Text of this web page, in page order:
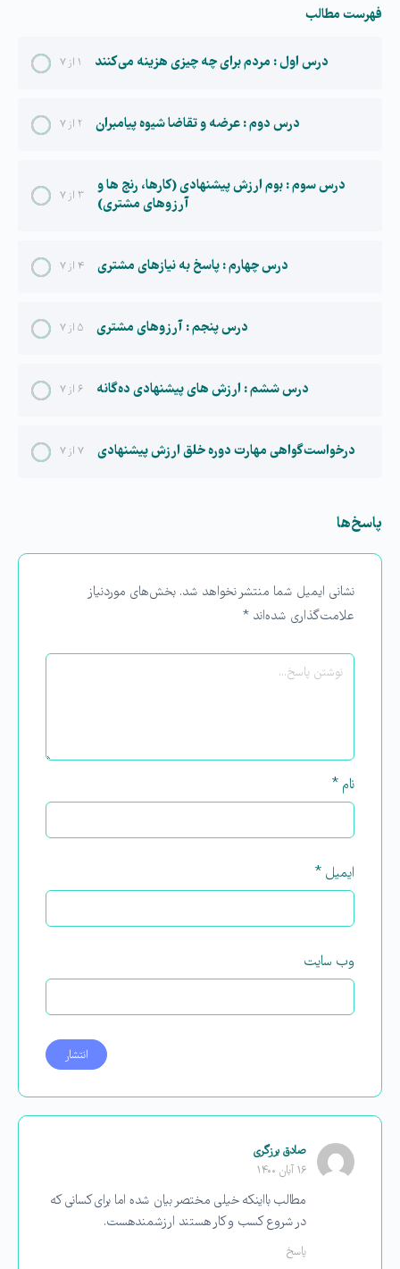
فهرست مطالب
۱ از ۷ درس اول : مردم برای چه چیزی هزینه می کنند
۲ از ۷ درس دوم : عرضه و تقاضا شیوه پیامبران
۳ از ۷
درس سوم : بوم ارزش پیشنهادی (کارها، رنج ها و
آرزوهای مشتری)
۴ از ۷ درس چهارم : پاسخ به نیازهای مشتری
۵ از ۷ درس پنجم : آرزوهای مشتری
۶ از ۷ درس ششم : ارزش های پیشنهادی ده گانه
۷ از ۷ درخواست گواهی مهارت دوره خلق ارزش پیشنهادی
پاسخ‌ها
نشانی ایمیل شما منتشر نخواهد شد. بخش‌های موردنیاز
علامت‌گذاری شده‌اند *
نام *
ایمیل *
وب‌ سایت
صادق برزگری
۱۶ آبان ۱۴۰۰
مطالب بااینکه خیلی مختصر بیان شده اما برای کسانی که
در شروع کسب و کار هستند ارزشمندهست.
پاسخ